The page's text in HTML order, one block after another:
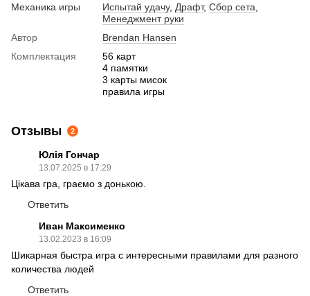
Механика игры
Испытай удачу, Драфт, Сбор сета
Менеджмент руки
Автор
Brendan Hansen
Комплектация
56 карт
4 памятки
3 карты мисок
правила игры
Отзывы 2
Юлія Гончар
13.07.2025 в 17:29
Цікава гра, граємо з донькою.
Ответить
Иван Максименко
13.02.2023 в 16:09
Шикарная быстра игра с интересными правилами для разного
количества людей
Ответить